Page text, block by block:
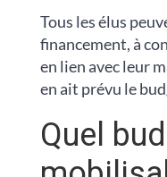
Tous les élus
financement, à
en lien avec leur
en ait prévu le
Quel